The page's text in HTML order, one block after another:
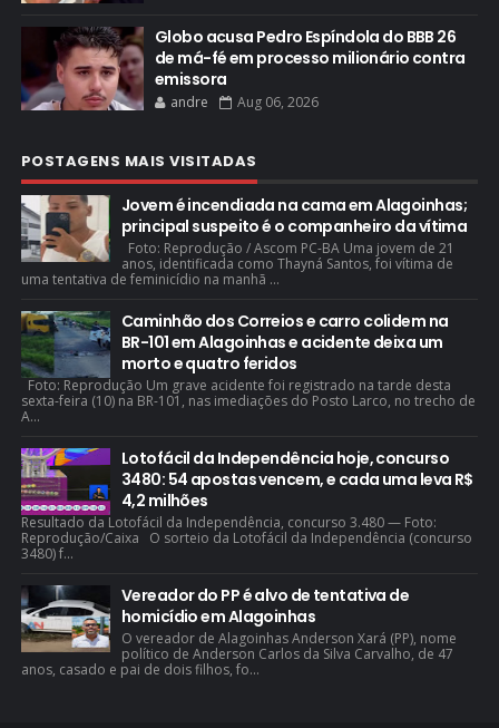
Globo acusa Pedro Espíndola do BBB 26
de má-fé em processo milionário contra
emissora
andre Aug 06, 2026
POSTAGENS MAIS VISITADAS
Jovem é incendiada na cama em Alagoinhas;
principal suspeito é o companheiro da vítima
Foto: Reprodução / Ascom PC-BA Uma jovem de 21
anos, identificada como Thayná Santos, foi vítima de
uma tentativa de feminicídio na manhã ...
Caminhão dos Correios e carro colidem na
BR-101 em Alagoinhas e acidente deixa um
morto e quatro feridos
Foto: Reprodução Um grave acidente foi registrado na tarde desta
sexta-feira (10) na BR-101, nas imediações do Posto Larco, no trecho de
A...
Lotofácil da Independência hoje, concurso
3480: 54 apostas vencem, e cada uma leva R$
4,2 milhões
Resultado da Lotofácil da Independência, concurso 3.480 — Foto:
Reprodução/Caixa O sorteio da Lotofácil da Independência (concurso
3480) f...
Vereador do PP é alvo de tentativa de
homicídio em Alagoinhas
O vereador de Alagoinhas Anderson Xará (PP), nome
político de Anderson Carlos da Silva Carvalho, de 47
anos, casado e pai de dois filhos, fo...